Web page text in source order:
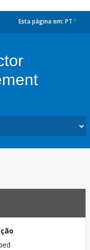
Esta página em: PT